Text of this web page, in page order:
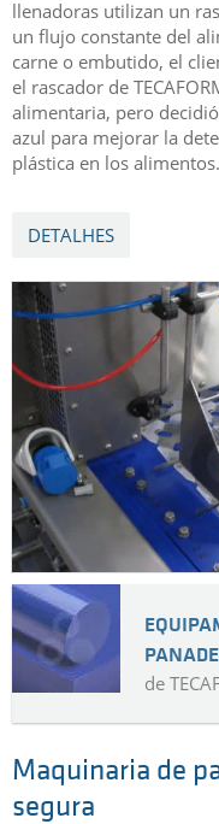
llenadoras utilizan un
un flujo constante del
carne o embutido, el
el rascador de
alimentaria, pero
azul para mejorar la
plástica en los alimentos.
DETALHES
de
Maquinaria de
segura